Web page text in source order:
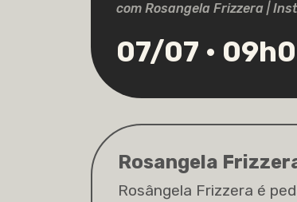
com Rosangela Frizzera |
07/07 •
Rosangela
Rosângela Frizzera é